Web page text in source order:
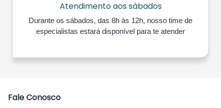
Atendimento aos sábados
Durante os sábados, das 8h às 12h, nosso time de
especialistas estará disponível para te atender
Fale Conosco